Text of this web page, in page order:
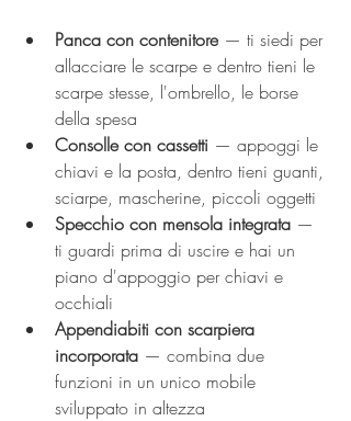
Panca con contenitore — ti siedi per
allacciare le scarpe e dentro tieni le
scarpe stesse, l'ombrello, le borse
della spesa
Consolle con cassetti — appoggi le
chiavi e la posta, dentro tieni guanti,
sciarpe, mascherine, piccoli oggetti
Specchio con mensola integrata —
ti guardi prima di uscire e hai un
piano d'appoggio per chiavi e
occhiali
Appendiabiti con scarpiera
incorporata — combina due
funzioni in un unico mobile
sviluppato in altezza